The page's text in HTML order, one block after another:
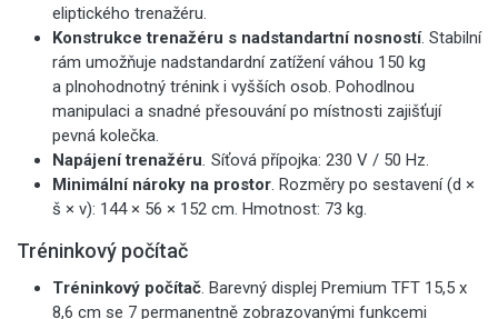
eliptického trenažéru.
Konstrukce trenažéru s nadstandartní nosností. Stabilní
rám umožňuje nadstandardní zatížení váhou 150 kg
a plnohodnotný trénink i vyšších osob. Pohodlnou
manipulaci a snadné přesouvání po místnosti zajišťují
pevná kolečka.
Napájení trenažéru. Síťová přípojka: 230 V / 50 Hz.
Minimální nároky na prostor. Rozměry po sestavení (d ×
š × v): 144 × 56 × 152 cm. Hmotnost: 73 kg.
Tréninkový počítač
Tréninkový počítač. Barevný displej Premium TFT 15,5 x
8,6 cm se 7 permanentně zobrazovanými funkcemi